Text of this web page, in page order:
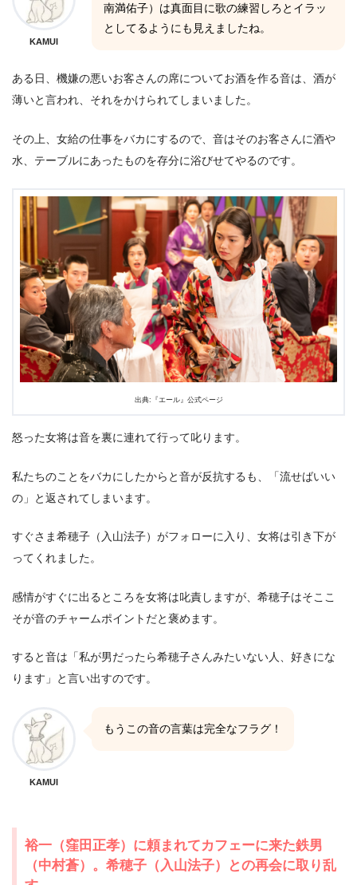
KAMUI
南満佑子）は真面目に歌の練習しろとイラッ
としてるようにも見えましたね。
ある日、機嫌の悪いお客さんの席についてお酒を作る音は、酒が
薄いと言われ、それをかけられてしまいました。
その上、女給の仕事をバカにするので、音はそのお客さんに酒や
水、テーブルにあったものを存分に浴びせてやるのです。
出典:『エール』公式ページ
怒った女将は音を裏に連れて行って叱ります。
私たちのことをバカにしたからと音が反抗するも、「流せばいい
の」と返されてしまいます。
すぐさま希穂子（入山法子）がフォローに入り、女将は引き下が
ってくれました。
感情がすぐに出るところを女将は叱責しますが、希穂子はそここ
そが音のチャームポイントだと褒めます。
すると音は「私が男だったら希穂子さんみたいない人、好きにな
ります」と言い出すのです。
KAMUI
もうこの音の言葉は完全なフラグ！
裕一（窪田正孝）に頼まれてカフェーに来た鉄男
（中村蒼）。希穂子（入山法子）との再会に取り乱